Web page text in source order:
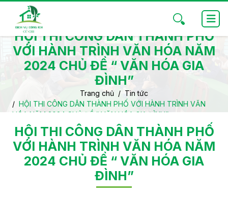
HỘI THI CÔNG DÂN THÀNH PHỐ
VỚI HÀNH TRÌNH VĂN HÓA NĂM
2024 CHỦ ĐỀ “ VĂN HÓA GIA
ĐÌNH”
Trang chủ
Tin tức
HỘI THI CÔNG DÂN THÀNH PHỐ VỚI HÀNH TRÌNH VĂN
HÓA NĂM 2024 CHỦ ĐỀ “ VĂN HÓA GIA ĐÌNH”
HỘI THI CÔNG DÂN THÀNH PHỐ
VỚI HÀNH TRÌNH VĂN HÓA NĂM
2024 CHỦ ĐỀ “ VĂN HÓA GIA
ĐÌNH”